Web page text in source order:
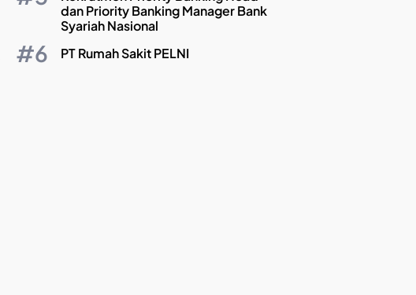
dan Priority Banking Manager Bank
Syariah Nasional
PT Rumah Sakit PELNI